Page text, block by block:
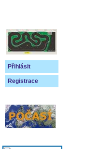
Přihlásit
Registrace